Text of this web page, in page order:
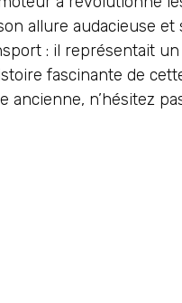
allure audacieuse
: il représentait
fascinante de
ancienne, n’hésitez